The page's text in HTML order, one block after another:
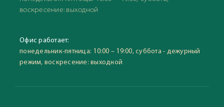
воскресение: выходной
Офис работает:
понедельник-пятница: 10:00 – 19:00, суббота - дежурный
режим, воскресение: выходной